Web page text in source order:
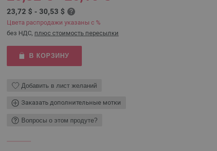
23,72 $ - 30,53 $
Цвета распродажи указаны с %
без НДС, плюс стоимость пересылки
В КОРЗИНУ
Добавить в лист желаний
Заказать дополнительные мотки
Вопросы о этом продуте?